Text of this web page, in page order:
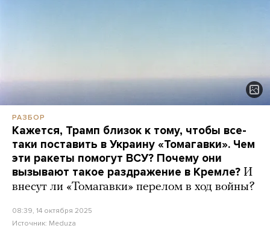
РАЗБОР
Кажется, Трамп близок к тому, чтобы все-
таки поставить в Украину «Томагавки». Чем
эти ракеты помогут ВСУ? Почему они
вызывают такое раздражение в Кремле? И
внесут ли «Томагавки» перелом в ход войны?
08:39, 14 октября 2025
Источник: Meduza